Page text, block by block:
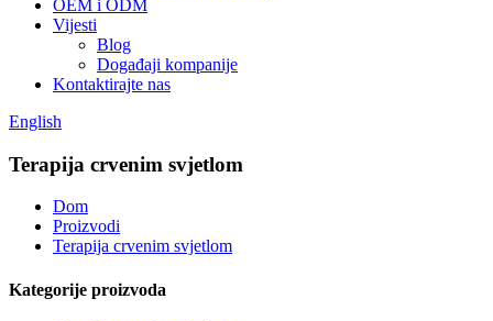
OEM i ODM
Vijesti
Blog
Događaji kompanije
Kontaktirajte nas
English
Terapija crvenim svjetlom
Dom
Proizvodi
Terapija crvenim svjetlom
Kategorije proizvoda